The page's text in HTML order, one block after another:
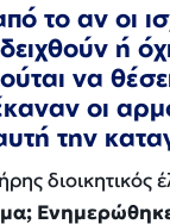
το αν οι
ή
να
οι
την
διοικητικός